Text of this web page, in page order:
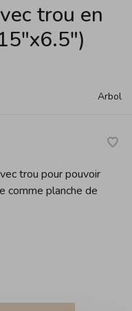
trou en
Arbol
trou pour pouvoir
comme planche de